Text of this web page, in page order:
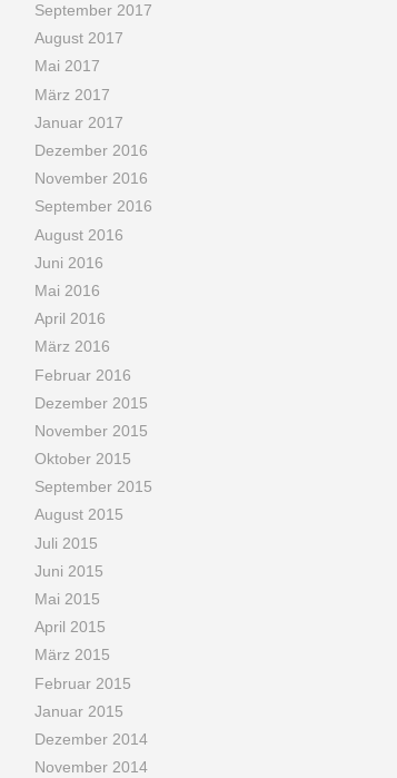
September 2017
August 2017
Mai 2017
März 2017
Januar 2017
Dezember 2016
November 2016
September 2016
August 2016
Juni 2016
Mai 2016
April 2016
März 2016
Februar 2016
Dezember 2015
November 2015
Oktober 2015
September 2015
August 2015
Juli 2015
Juni 2015
Mai 2015
April 2015
März 2015
Februar 2015
Januar 2015
Dezember 2014
November 2014